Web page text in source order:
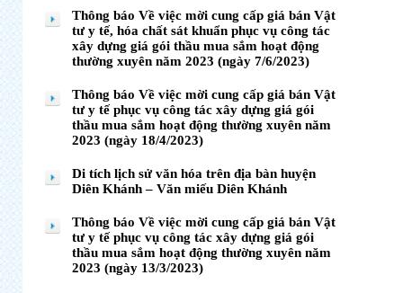
Thông báo Về việc mời cung cấp giá bán Vật
tư y tế, hóa chất sát khuẩn phục vụ công tác
xây dựng giá gói thầu mua sắm hoạt động
thường xuyên năm 2023 (ngày 7/6/2023)
Thông báo Về việc mời cung cấp giá bán Vật
tư y tế phục vụ công tác xây dựng giá gói
thầu mua sắm hoạt động thường xuyên năm
2023 (ngày 18/4/2023)
Di tích lịch sử văn hóa trên địa bàn huyện
Diên Khánh – Văn miếu Diên Khánh
Thông báo Về việc mời cung cấp giá bán Vật
tư y tế phục vụ công tác xây dựng giá gói
thầu mua sắm hoạt động thường xuyên năm
2023 (ngày 13/3/2023)